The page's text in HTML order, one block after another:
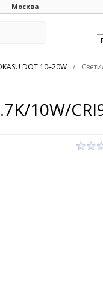
Москва
DOT 10–20W /
10W/